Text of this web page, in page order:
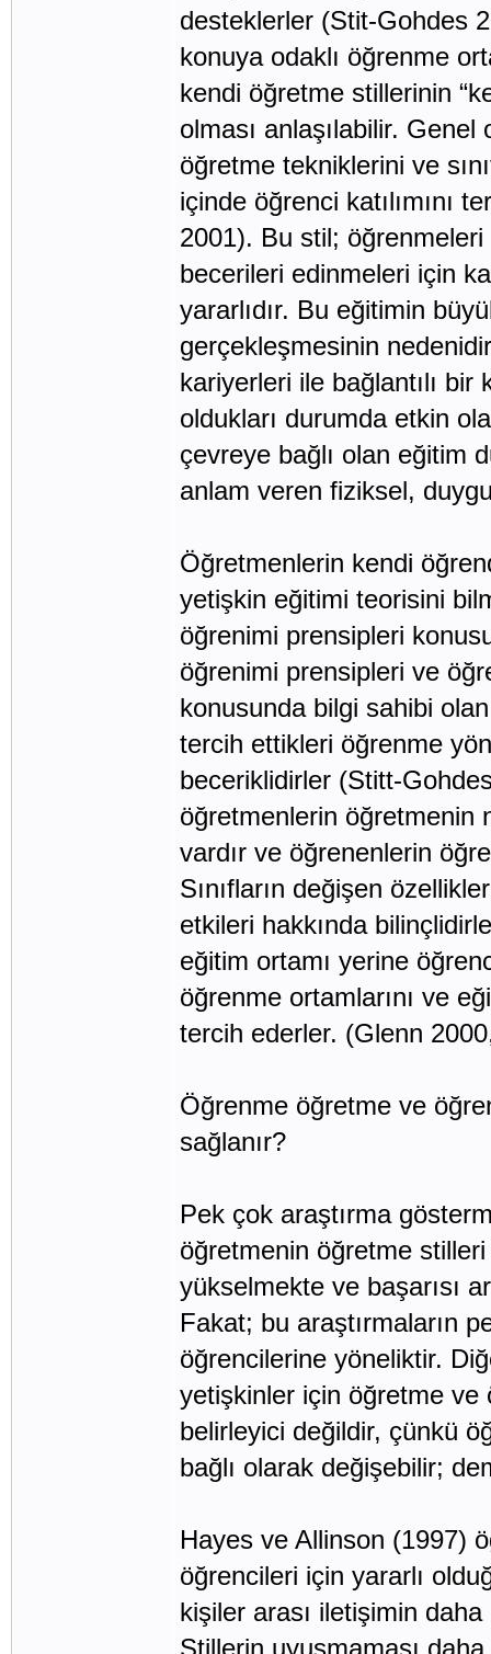
desteklerler (Stit-Gohdes
konuya odaklı öğrenme
kendi öğretme stillerinin
olması anlaşılabilir.
öğretme tekniklerini ve
içinde öğrenci katılımını
2001). Bu stil;
becerileri edinmeleri için
yararlıdır. Bu eğitimin
gerçekleşmesinin
kariyerleri ile bağlantılı
oldukları durumda etkin
çevreye bağlı olan eğitim
anlam veren fiziksel,
Öğretmenlerin kendi
yetişkin eğitimi teorisini
öğrenimi prensipleri
öğrenimi prensipleri ve
konusunda bilgi sahibi
tercih ettikleri öğrenme
beceriklidirler (Stitt-
öğretmenlerin öğretmenin
vardır ve öğrenenlerin
Sınıfların değişen
etkileri hakkında
eğitim ortamı yerine
öğrenme ortamlarını ve
tercih ederler. (Glenn
Öğrenme öğretme ve
sağlanır?
Pek çok araştırma
öğretmenin öğretme
yükselmekte ve başarısı
Fakat; bu araştırmaların
öğrencilerine yöneliktir.
yetişkinler için öğretme ve
belirleyici değildir, çünkü
bağlı olarak değişebilir;
Hayes ve Allinson (1997)
öğrencileri için yararlı
kişiler arası iletişimin
Stillerin uyuşmaması